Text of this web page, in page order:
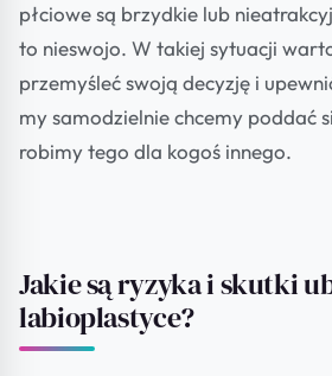
płciowe są brzydkie lub
to nieswojo. W takiej sytuacji
przemyśleć swoją decyzję i
my samodzielnie chcemy poddać
robimy tego dla kogoś innego.
Jakie są ryzyka i skutki
labioplastyce?